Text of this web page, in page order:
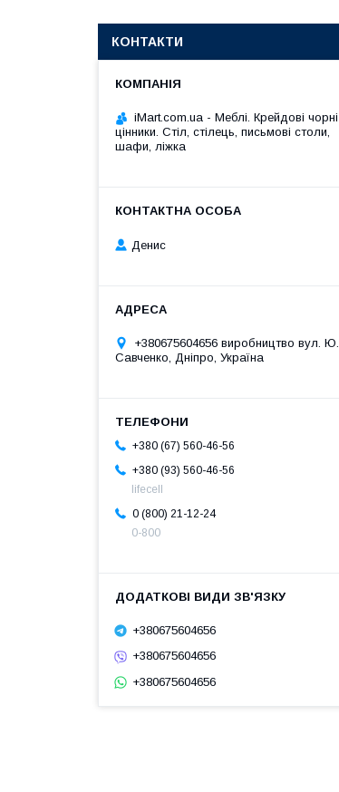
КОНТАКТИ
iMart.com.ua - Меблі. Крейдові чорні
цінники. Стіл, стілець, письмові столи,
шафи, ліжка
Денис
+380675604656 виробництво вул. Ю.
Савченко, Дніпро, Україна
+380 (67) 560-46-56
+380 (93) 560-46-56
lifecell
0 (800) 21-12-24
0-800
+380675604656
+380675604656
+380675604656